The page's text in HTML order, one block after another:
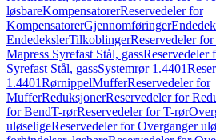
løsbareKompensatorerReservedeler for
KompensatorerGjennomføringer
EndedekslerTilkoblingerReservedeler
Mapress Syrefast Stål, gassReservedeler
Syrefast Stål, gassSystemrør 1.4401
1.4401RørnippelMufferReservedeler for
MufferReduksjonerReservedeler for
for BendT-rørReservedeler for T-rør
uløseligeReservedeler for Overganger